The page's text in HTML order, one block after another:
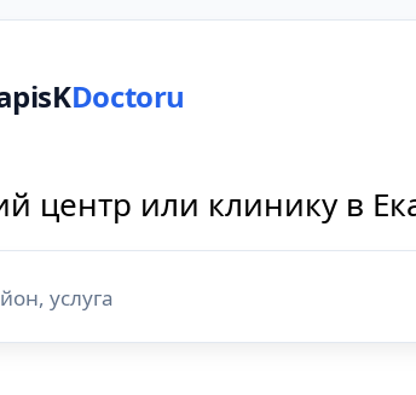
Doctoru
центр или клинику в